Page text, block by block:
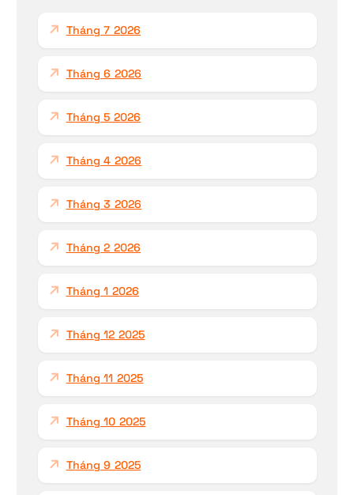
Tháng 7 2026
Tháng 6 2026
Tháng 5 2026
Tháng 4 2026
Tháng 3 2026
Tháng 2 2026
Tháng 1 2026
Tháng 12 2025
Tháng 11 2025
Tháng 10 2025
Tháng 9 2025